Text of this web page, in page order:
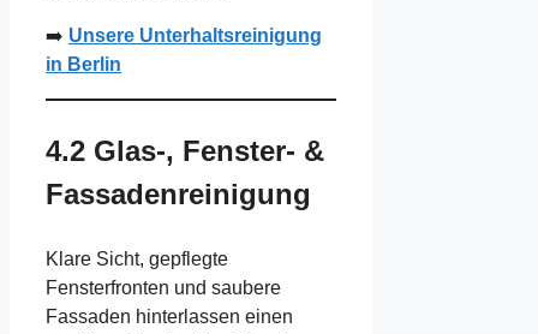
➡️ Unsere Unterhaltsreinigung
in Berlin
4.2 Glas-, Fenster- &
Fassadenreinigung
Klare Sicht, gepflegte
Fensterfronten und saubere
Fassaden hinterlassen einen